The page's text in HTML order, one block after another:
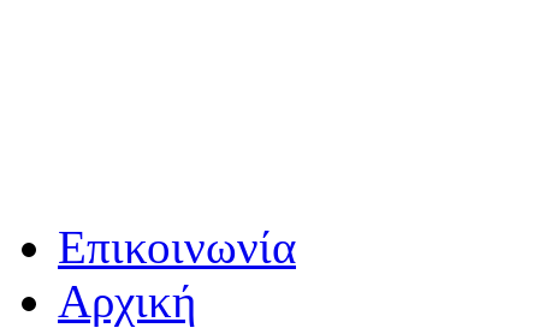
Επικοινωνία
Αρχική